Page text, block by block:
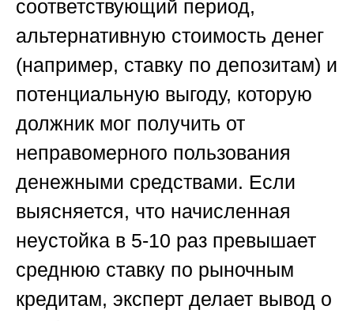
соответствующий период,
альтернативную стоимость денег
(например, ставку по депозитам) и
потенциальную выгоду, которую
должник мог получить от
неправомерного пользования
денежными средствами. Если
выясняется, что начисленная
неустойка в 5-10 раз превышает
среднюю ставку по рыночным
кредитам, эксперт делает вывод о